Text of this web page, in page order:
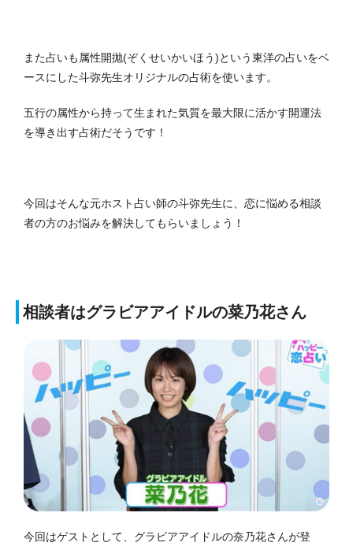
また占いも属性開抛(ぞくせいかいほう)という東洋の占いをベ
ースにした斗弥先生オリジナルの占術を使います。
五行の属性から持って生まれた気質を最大限に活かす開運法
を導き出す占術だそうです！
今回はそんな元ホスト占い師の斗弥先生に、恋に悩める相談
者の方のお悩みを解決してもらいましょう！
相談者はグラビアアイドルの菜乃花さん
今回はゲストとして、グラビアアイドルの奈乃花さんが登